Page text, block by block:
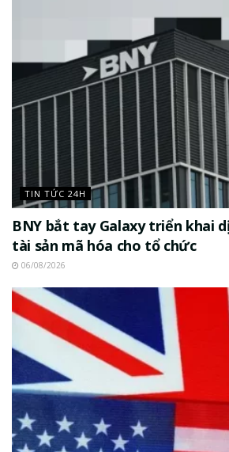
TIN TỨC 24H
BNY bắt tay Galaxy triển khai
tài sản mã hóa cho tổ chức
06/08/2026